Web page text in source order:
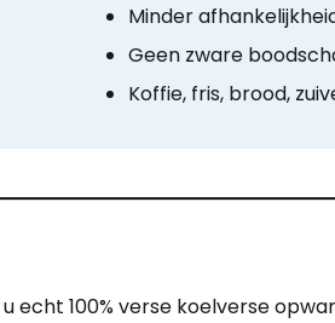
Minder
Geen zware
Koffie, fris, brood,
echt 100% verse koelverse